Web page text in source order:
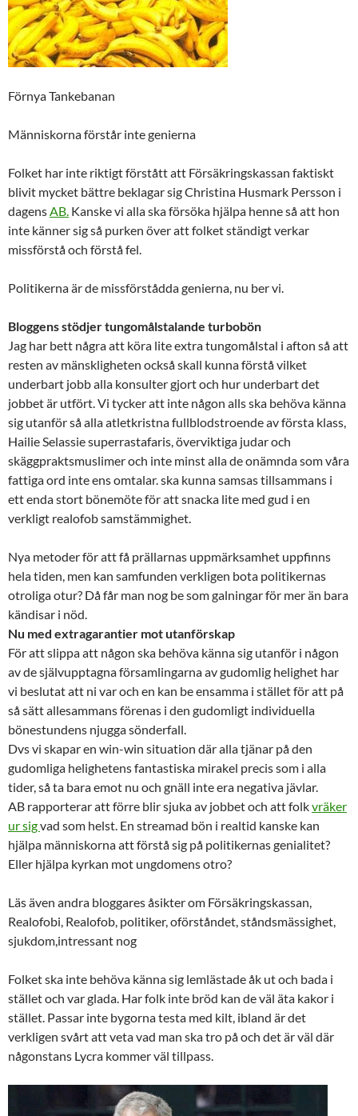
Förnya Tankebanan
Människorna förstår inte genierna
Folket har inte riktigt förstått att Försäkringskassan faktiskt
blivit mycket bättre beklagar sig Christina Husmark Persson i
dagensAB. Kanske vi alla ska försöka hjälpa henne så att hon
inte känner sig så purken över att folket ständigt verkar
missförstå och förstå fel.
Politikerna är de missförstådda genierna, nu ber vi.
Bloggens stödjer tungomålstalande turbobön
Jag har bett några att köra lite extra tungomålstal i afton så att
resten av mänskligheten också skall kunna förstå vilket
underbart jobb alla konsulter gjort och hur underbart det
jobbet är utfört. Vi tycker att inte någon alls ska behöva känna
sig utanför så alla atletkristna fullblodstroende av första klass,
Hailie Selassie superrastafaris, överviktiga judar och
skäggpraktsmuslimer och inte minst alla de onämnda som våra
fattiga ord inte ens omtalar. ska kunna samsas tillsammans i
ett enda stort bönemöte för att snacka lite med gud i en
verkligt realofob samstämmighet.
Nya metoder för att få prällarnas uppmärksamhet uppfinns
hela tiden, men kan samfunden verkligen bota politikernas
otroliga otur? Då får man nog be som galningar för mer än bara
kändisar i nöd.
Nu med extragarantier mot utanförskap
För att slippa att någon ska behöva känna sig utanför i någon
av de självupptagna församlingarna av gudomlig helighet har
vi beslutat att ni var och en kan be ensamma i stället för att på
så sätt allesammans förenas i den gudomligt individuella
bönestundens njugga sönderfall.
Dvs vi skapar en win-win situation där alla tjänar på den
gudomliga helighetens fantastiska mirakel precis som i alla
tider, så ta bara emot nu och gnäll inte era negativa jävlar.
AB rapporterar att förre blir sjuka av jobbet och att folkvräker
ur sigvad som helst. En streamad bön i realtid kanske kan
hjälpa människorna att förstå sig på politikernas genialitet?
Eller hjälpa kyrkan mot ungdomens otro?
Läs även andra bloggares åsikter om Försäkringskassan,
Realofobi, Realofob, politiker, oförståndet, ståndsmässighet,
sjukdom,intressant nog
Folket ska inte behöva känna sig lemlästade åk ut och bada i
stället och var glada. Har folk inte bröd kan de väl äta kakor i
stället. Passar inte bygorna testa med kilt, ibland är det
verkligen svårt att veta vad man ska tro på och det är väl där
någonstans Lycra kommer väl tillpass.